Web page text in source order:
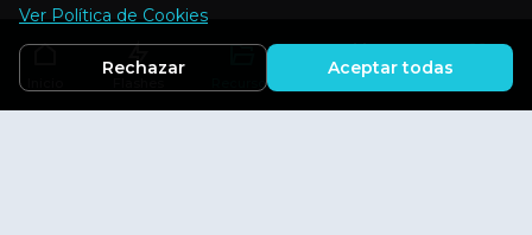
Recursos
Ver Política de Cookies
Rechazar Aceptar todas